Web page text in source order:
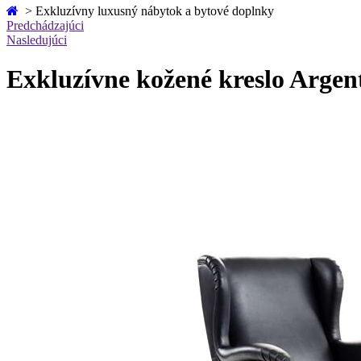
> Exkluzívny luxusný nábytok a bytové doplnky
Predchádzajúci
Nasledujúci
Exkluzívne kožené kreslo